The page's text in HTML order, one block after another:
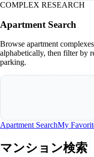
COMPLEX RESEARCH
Apartment Search
Browse apartment
alphabetically, then filter by
parking.
Apartment SearchMy
マンション検索